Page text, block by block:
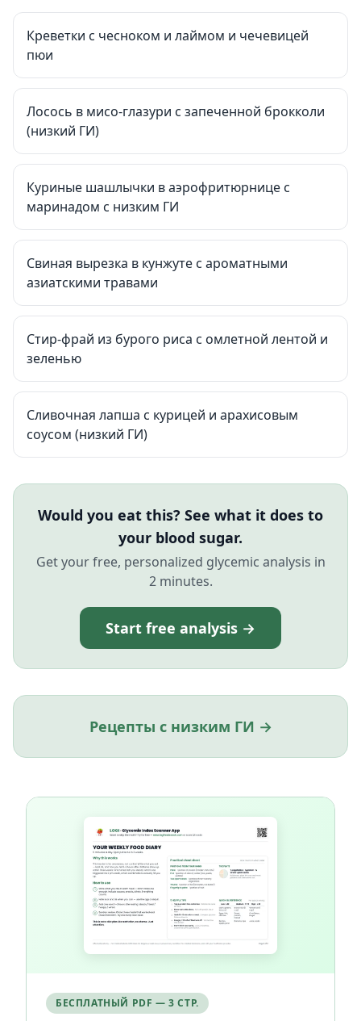
Креветки с чесноком и лаймом и чечевицей
пюи
Лосось в мисо-глазури с запеченной брокколи
(низкий ГИ)
Куриные шашлычки в аэрофритюрнице с
маринадом с низким ГИ
Свиная вырезка в кунжуте с ароматными
азиатскими травами
Стир-фрай из бурого риса с омлетной лентой и
зеленью
Сливочная лапша с курицей и арахисовым
соусом (низкий ГИ)
Would you eat this? See what it does to
your blood sugar.
Get your free, personalized glycemic analysis in
2 minutes.
Start free analysis →
Рецепты с низким ГИ →
БЕСПЛАТНЫЙ PDF — 3 СТР.